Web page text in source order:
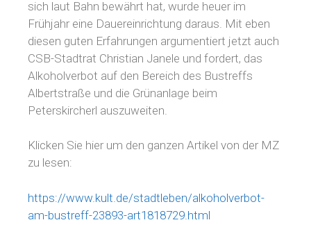
sich laut Bahn bewährt hat, wurde heuer im
Frühjahr eine Dauereinrichtung daraus. Mit eben
diesen guten Erfahrungen argumentiert jetzt auch
CSB-Stadtrat Christian Janele und fordert, das
Alkoholverbot auf den Bereich des Bustreffs
Albertstraße und die Grünanlage beim
Peterskircherl auszuweiten.
Klicken Sie hier um den ganzen Artikel von der MZ
zu lesen:
https://www.kult.de/stadtleben/alkoholverbot-
am-bustreff-23893-art1818729.html